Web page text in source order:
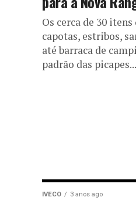
Os cerca de 30
capotas, estribos,
até barraca de
padrão das picapes...
IVECO 3 anos ago